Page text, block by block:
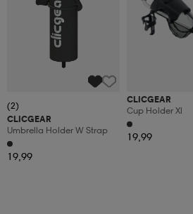
(2)
CLICGEAR
Umbrella Holder W Strap
19,99
CLICGEAR
Cup Holder Xl
19,99